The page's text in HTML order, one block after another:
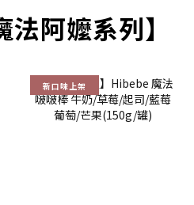
法阿嬤系列】
新口味上架